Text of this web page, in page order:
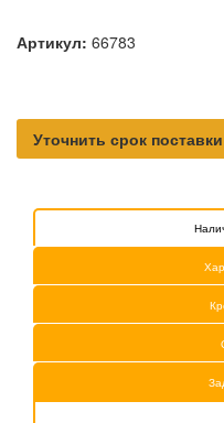
Артикул: 66783
Уточнить срок поставки